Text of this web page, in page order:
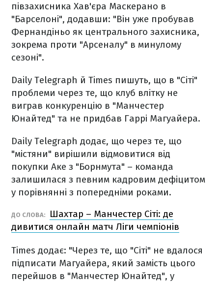
півзахисника Хав'єра Маскерано в
"Барселоні", додавши: "Він уже пробував
Фернандіньо як центрального захисника,
зокрема проти "Арсеналу" в минулому
сезоні".
Daily Telegraph й Times пишуть, що в "Сіті"
проблеми через те, що клуб влітку не
виграв конкуренцію в "Манчестер
Юнайтед" та не придбав Гаррі Магуайера.
Daily Telegraph додає, що через те, що
"містяни" вирішили відмовитися від
покупки Аке з "Борнмута" – команда
залишилася з певним кадровим дефіцитом
у порівнянні з попередніми роками.
ДО СЛОВА:
Шахтар – Манчестер Сіті: де
дивитися онлайн матч Ліги чемпіонів
Times додає: "Через те, що "Сіті" не вдалося
підписати Магуайера, який замість цього
перейшов в "Манчестер Юнайтед", у